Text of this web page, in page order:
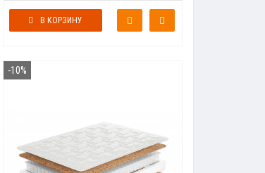
В КОРЗИНУ
-10%